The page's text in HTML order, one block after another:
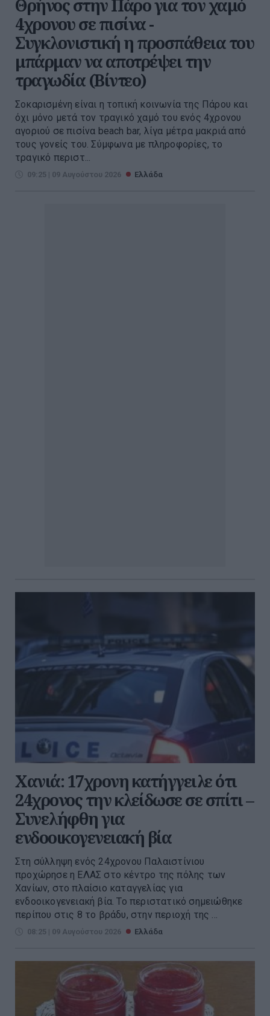
Θρήνος στην Πάρο για τον χαμό
4χρονου σε πισίνα -
Συγκλονιστική η προσπάθεια του
μπάρμαν να αποτρέψει την
τραγωδία (Βίντεο)
Σοκαρισμένη είναι η τοπική κοινωνία της Πάρου και
όχι μόνο μετά τον τραγικό χαμό του ενός 4χρονου
αγοριού σε πισίνα beach bar, λίγα μέτρα μακριά από
τους γονείς του. Σύμφωνα με πληροφορίες, το
τραγικό περιστ...
09:25 | 09 Αυγούστου 2026 Ελλάδα
Χανιά: 17χρονη κατήγγειλε ότι
24χρονος την κλείδωσε σε σπίτι –
Συνελήφθη για
ενδοοικογενειακή βία
Στη σύλληψη ενός 24χρονου Παλαιστίνιου
προχώρησε η ΕΛΑΣ στο κέντρο της πόλης των
Χανίων, στο πλαίσιο καταγγελίας για
ενδοοικογενειακή βία. Το περιστατικό σημειώθηκε
περίπου στις 8 το βράδυ, στην περιοχή της ...
08:25 | 09 Αυγούστου 2026 Ελλάδα